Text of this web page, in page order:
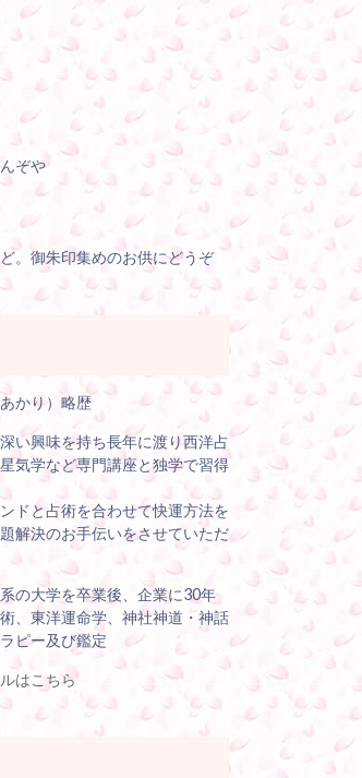
ぞや
。御朱印集めのお供にどうぞ
かり）略歴
い興味を持ち長年に渡り西洋占
気学など専門講座と独学で習得
ドと占術を合わせて快運方法を
解決のお手伝いをさせていただ
の大学を卒業後、企業に30年
、東洋運命学、神社神道・神話
ピー及び鑑定
はこちら